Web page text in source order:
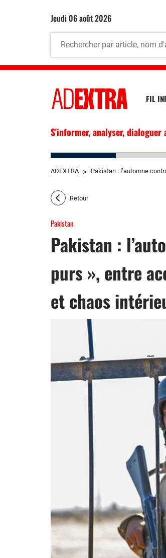
jeudi 06 août 2026
FIL
S'informer, analyser,
ADEXTRA > Pakistan : l’automne
Retour
Pakistan
Pakistan :
purs », entre
et chaos